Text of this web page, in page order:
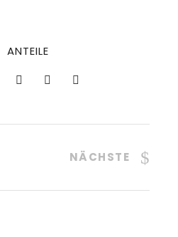
ANTEILE
NÄCHSTE